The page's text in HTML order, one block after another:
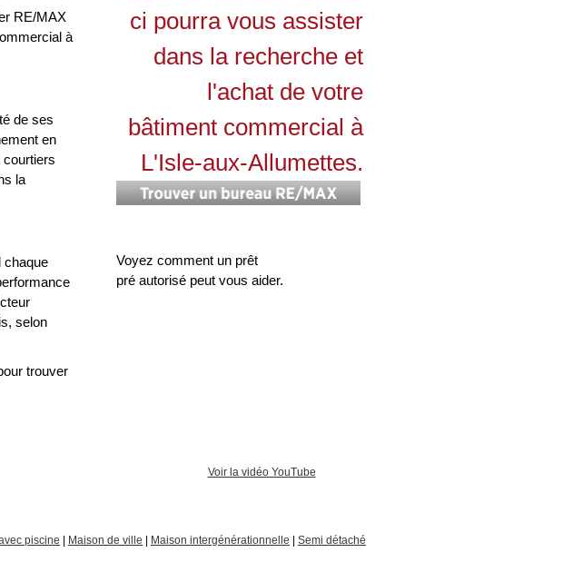
RE/MAX
à
de ses
en
courtiers
la
chaque
selon
trouver
ci pourra vous assister
dans la recherche et
l'achat de votre
bâtiment commercial à
L'Isle-aux-Allumettes.
Voyez comment un prêt
pré autorisé peut vous aider.
Voir la vidéo YouTube
piscine Maison de ville Maison intergénérationnelle
Semi détaché